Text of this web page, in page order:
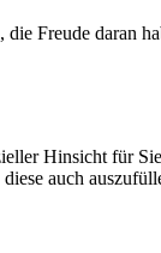
Freude daran
Hinsicht für
auch